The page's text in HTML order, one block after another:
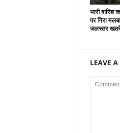
भारी बारिश
पर गिरा
जलस्तर खतरे
LEAVE A